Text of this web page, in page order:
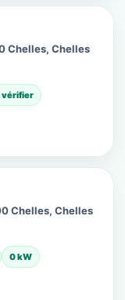
Chelles, Chelles
vérifier
Chelles, Chelles
0 kW